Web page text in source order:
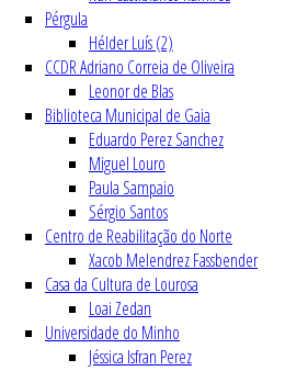
Pérgula
Hélder Luís (2)
CCDR Adriano Correia de Oliveira
Leonor de Blas
Biblioteca Municipal de Gaia
Eduardo Perez Sanchez
Miguel Louro
Paula Sampaio
Sérgio Santos
Centro de Reabilitação do Norte
Xacob Melendrez Fassbender
Casa da Cultura de Lourosa
Loai Zedan
Universidade do Minho
Jéssica Isfran Perez